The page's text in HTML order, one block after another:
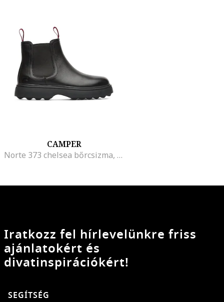
CAMPER
Norte 373 chelsea bőrcsizma, Fekete
Iratkozz fel hírlevelünkre friss
ajánlatokért és
divatinspirációkért!
SEGÍTSÉG